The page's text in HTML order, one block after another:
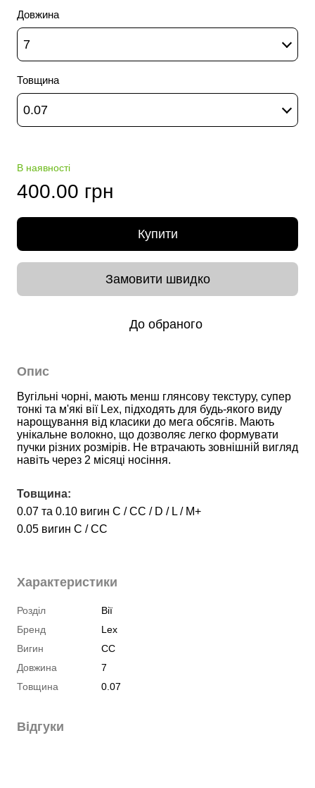
Довжина
7
Товщина
0.07
В наявності
400.00 грн
Купити
Замовити швидко
До обраного
Опис
Вугільні чорні, мають менш глянсову текстуру, супер
тонкі та м'які вії Lex, підходять для будь-якого виду
нарощування від класики до мега обсягів. Мають
унікальне волокно, що дозволяє легко формувати
пучки різних розмірів. Не втрачають зовнішній вигляд
навіть через 2 місяці носіння.
Товщина:
0.07 та 0.10 вигин С / СС / D / L / M+
0.05 вигин С / СС
Характеристики
Розділ
Вії
Бренд
Lex
Вигин
CC
Довжина
7
Товщина
0.07
Відгуки